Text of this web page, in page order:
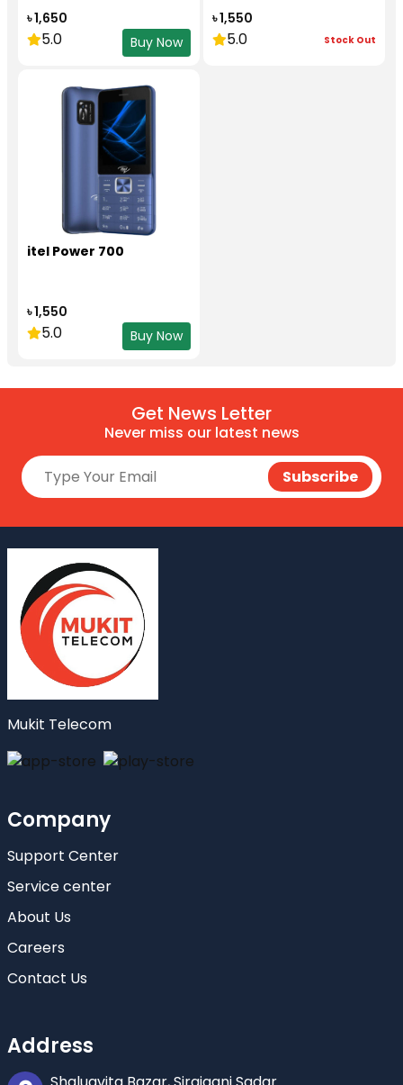
৳ 1,650
5.0 Buy Now
৳ 1,550
5.0 Stock Out
itel Power 700
৳ 1,550
5.0 Buy Now
Get News Letter
Never miss our latest news
Mukit Telecom
Company
Support Center
Service center
About Us
Careers
Contact Us
Address